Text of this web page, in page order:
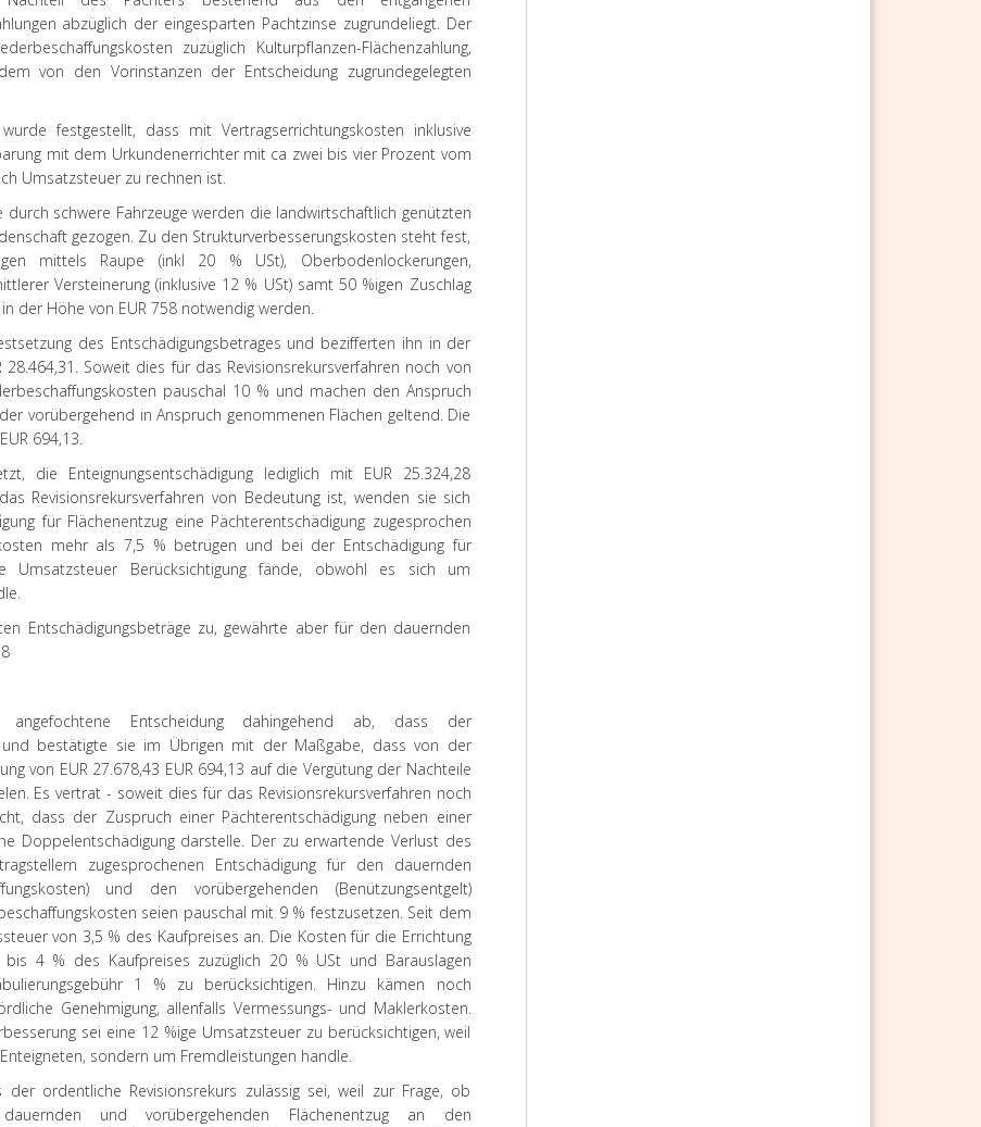
abzüglich der eingesparten Pachtzinse zugrundeliegt. Der
zuzüglich Kulturpflanzen-Flächenzahlung,
von den Vorinstanzen der Entscheidung zugrundegelegten
festgestellt, dass mit Vertragserrichtungskosten inklusive
mit dem Urkundenerrichter mit ca zwei bis vier Prozent vom
Umsatzsteuer zu rechnen ist.
schwere Fahrzeuge werden die landwirtschaftlich genützten
gezogen. Zu den Strukturverbesserungskosten steht fest,
mittels Raupe (inkl 20 % USt), Oberbodenlockerungen,
Versteinerung (inklusive 12 % USt) samt 50 %igen Zuschlag
der Höhe von EUR 758 notwendig werden.
des Entschädigungsbetrages und bezifferten ihn in der
Soweit dies für das Revisionsrekursverfahren noch von
pauschal 10 % und machen den Anspruch
vorübergehend in Anspruch genommenen Flächen geltend. Die
694,13.
die Enteignungsentschädigung lediglich mit EUR 25.324,28
Revisionsrekursverfahren von Bedeutung ist, wenden sie sich
für Flächenentzug eine Pächterentschädigung zugesprochen
mehr als 7,5 % betrügen und bei der Entschädigung für
Umsatzsteuer Berücksichtigung fände, obwohl es sich um
Entschädigungsbeträge zu, gewährte aber für den dauernden
Entscheidung dahingehend ab, dass der
bestätigte sie im Übrigen mit der Maßgabe, dass von der
von EUR 27.678,43 EUR 694,13 auf die Vergütung der Nachteile
Es vertrat - soweit dies für das Revisionsrekursverfahren noch
dass der Zuspruch einer Pächterentschädigung neben einer
Doppelentschädigung darstelle. Der zu erwartende Verlust des
zugesprochenen Entschädigung für den dauernden
und den vorübergehenden (Benützungsentgelt)
seien pauschal mit 9 % festzusetzen. Seit dem
von 3,5 % des Kaufpreises an. Die Kosten für die Errichtung
4 % des Kaufpreises zuzüglich 20 % USt und Barauslagen
1 % zu berücksichtigen. Hinzu kämen noch
Genehmigung, allenfalls Vermessungs- und Maklerkosten.
sei eine 12 %ige Umsatzsteuer zu berücksichtigen, weil
sondern um Fremdleistungen handle.
der ordentliche Revisionsrekurs zulässig sei, weil zur Frage, ob
und vorübergehenden Flächenentzug an den